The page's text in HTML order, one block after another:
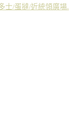
士/蛋撻/近統領廣場.